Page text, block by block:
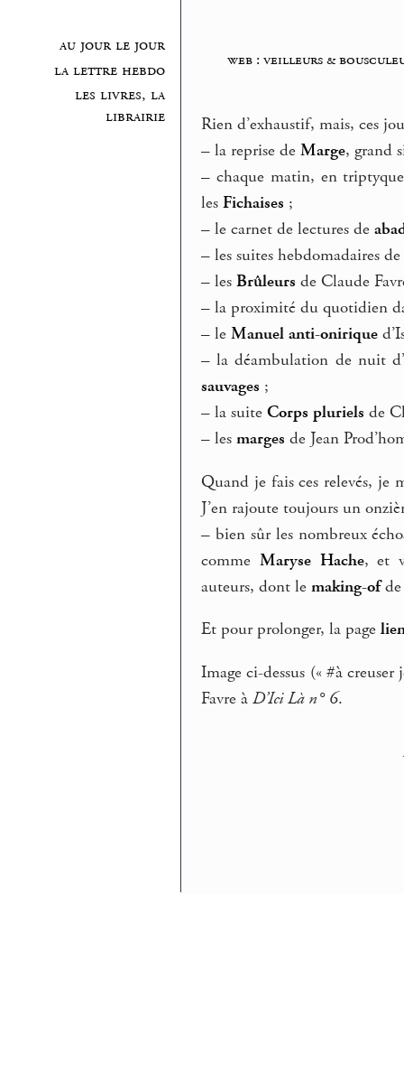
au jour le jour
la lettre hebdo
les livres, la
librairie
web : veilleurs &
Rien d’exhaustif, mais, ces
– la reprise deMarge, grand
– chaque matin, en
lesFichaises ;
– le carnet de lectures de
– les suites hebdomadaires
– lesBrûleurs de Claude
– la proximité du quotidien
– leManuel anti-onirique
– la déambulation de nuit
sauvages ;
– la suiteCorps pluriels de
– lesmarges de Jean
Quand je fais ces relevés, je
J’en rajoute toujours un
– bien sûr les nombreux
comme Maryse Hache, et
auteurs, dont lemaking-ofde
Et pour prolonger, la page
Image ci-dessus (« #à
Favre àD’Ici Là n° 6.